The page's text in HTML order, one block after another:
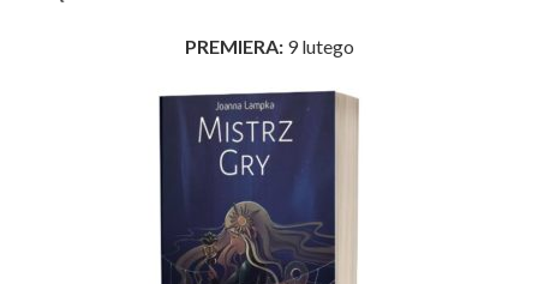
PREMIERA: 9 lutego